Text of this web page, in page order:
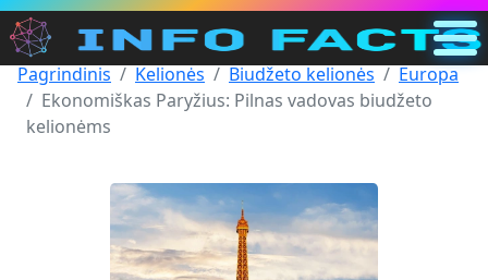
Pagrindinis
Kategorijos
Kiti
Pagrindinis Kelionės Biudžeto kelionės
Europa
Ekonomiškas Paryžius: Pilnas vadovas biudžeto
kelionėms